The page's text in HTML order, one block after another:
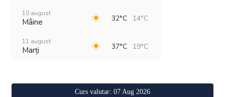
10 august
Mâine 32°C 14°C
11 august
Marți 37°C 19°C
Curs valutar: 07 Aug 2026